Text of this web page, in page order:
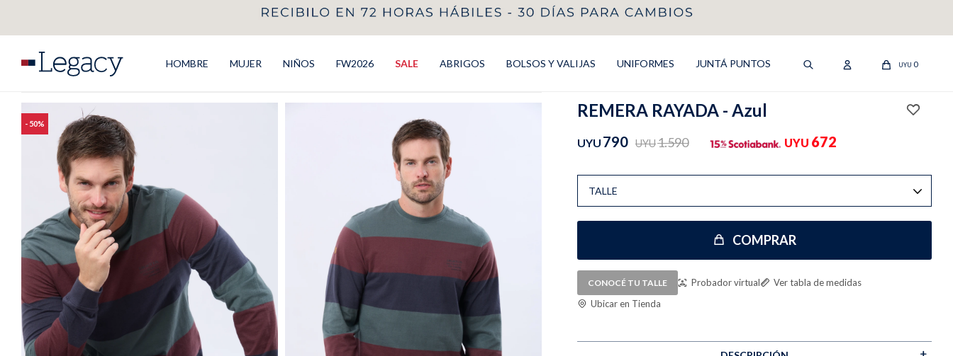
HOMBRE MUJER NIÑOS FW2026 SALE ABRIGOS BOLSOS Y VALIJAS UNIFORMES JUNTÁ PUNTOS UYU 0
50
REMERA RAYADA - Azul
UYU 790 UYU1.590 UYU 672
TALLE
COMPRAR
CONOCÉ TU TALLE Probador virtual
Ver tabla de medidas
Ubicar en Tienda